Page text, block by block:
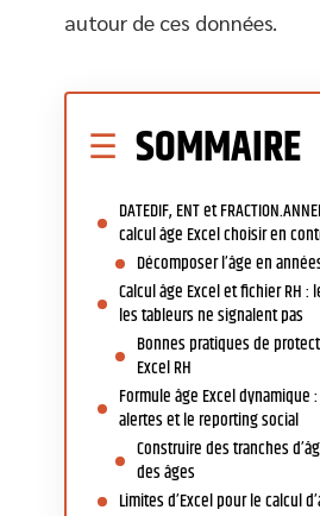
autour de ces données.
SOMMAIRE
DATEDIF, ENT et
calcul âge Excel choisir en
Décomposer l’âge en
Calcul âge Excel et fichier RH :
les tableurs ne signalent pas
Bonnes pratiques de
Excel RH
Formule âge Excel dynamique
alertes et le reporting social
Construire des tranches
des âges
Limites d’Excel pour le calcul